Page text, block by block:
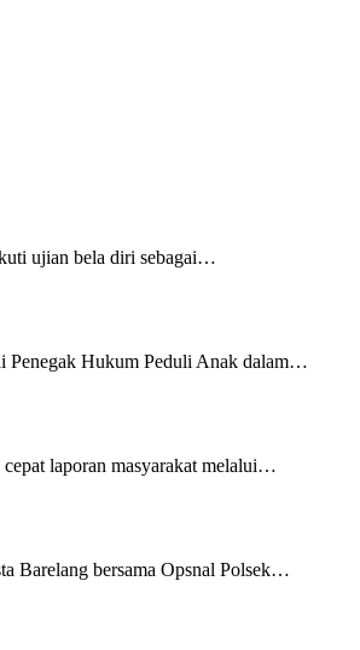
ujian bela diri sebagai…
Penegak Hukum Peduli Anak dalam…
laporan masyarakat melalui…
Barelang bersama Opsnal Polsek…